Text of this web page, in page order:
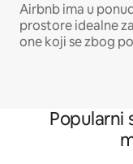
Airbnb ima u
prostore idealne
one koji se zbog
Popularni